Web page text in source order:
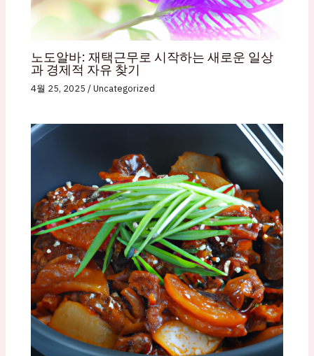
노도알바: 재택근무로 시작하는 새로운 일상
과 경제적 자유 찾기
4월 25, 2025/Uncategorized